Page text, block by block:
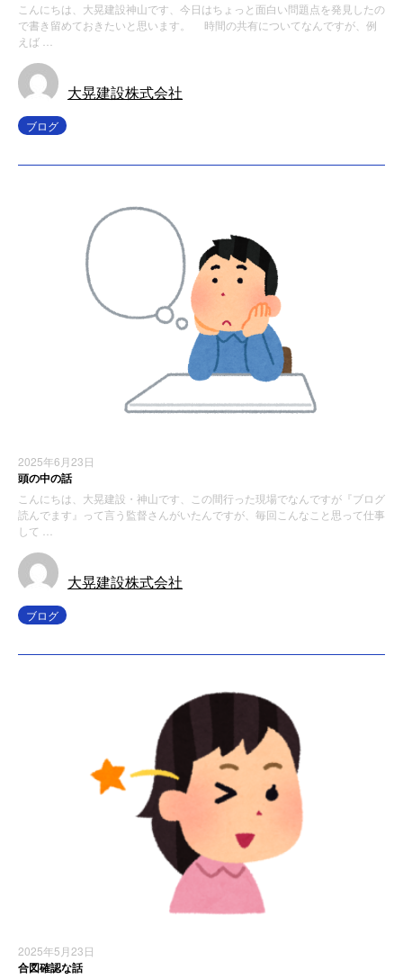
こんにちは、大晃建設神山です、今日はちょっと面白い問題点を発見したの
で書き留めておきたいと思います。 時間の共有についてなんですが、例
えば …
大晃建設株式会社
ブログ
2025年6月23日
頭の中の話
こんにちは、大晃建設・神山です、この間行った現場でなんですが『ブログ
読んでます』って言う監督さんがいたんですが、毎回こんなこと思って仕事
して …
大晃建設株式会社
ブログ
2025年5月23日
合図確認な話